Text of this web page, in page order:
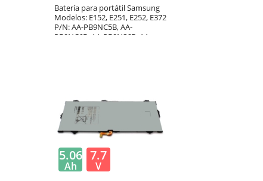
Batería para portátil Samsung
Modelos: E152, E251, E252, E372
P/N: AA-PB9NC5B, AA-
PB9NC6B, AA-PB9NS6B, AA-
5.06
Ah
7.7
V